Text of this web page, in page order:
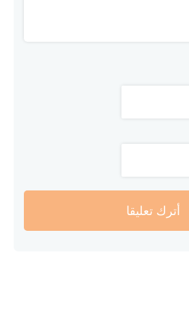
أترك تعليقا